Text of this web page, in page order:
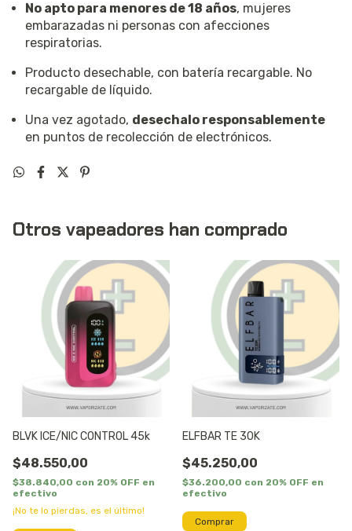
No apto para menores de 18 años, mujeres
embarazadas ni personas con afecciones
respiratorias.
Producto desechable, con batería recargable. No
recargable de líquido.
Una vez agotado, desechalo responsablemente
en puntos de recolección de electrónicos.
Otros vapeadores han comprado
BLVK ICE/NIC CONTROL 45k
$48.550,00
$38.840,00 con 20% OFF en
efectivo
¡No te lo pierdas, es el último!
ELFBAR TE 30K
$45.250,00
$36.200,00 con 20% OFF en
efectivo
Comprar